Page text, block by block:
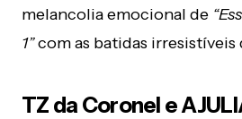
melancolia emocional de
1”com as batidas irresistíveis
TZ da Coronel e